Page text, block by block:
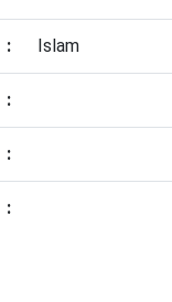
: Islam
:
:
: